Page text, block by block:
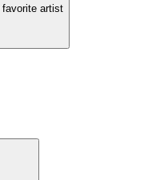
favorite artist